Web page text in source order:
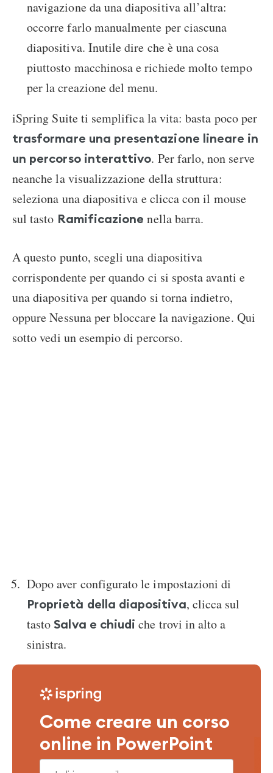
navigazione da una diapositiva all’altra:
occorre farlo manualmente per ciascuna
diapositiva. Inutile dire che è una cosa
piuttosto macchinosa e richiede molto tempo
per la creazione del menu.
iSpring Suite ti semplifica la vita: basta poco per
trasformare una presentazione lineare in
un percorso interattivo. Per farlo, non serve
neanche la visualizzazione della struttura:
seleziona una diapositiva e clicca con il mouse
sul tasto Ramificazione nella barra.
A questo punto, scegli una diapositiva
corrispondente per quando ci si sposta avanti e
una diapositiva per quando si torna indietro,
oppure Nessuna per bloccare la navigazione. Qui
sotto vedi un esempio di percorso.
Dopo aver configurato le impostazioni di
Proprietà della diapositiva, clicca sul
tastoSalva e chiudi che trovi in alto a
sinistra.
Come creare un corso
online in PowerPoint